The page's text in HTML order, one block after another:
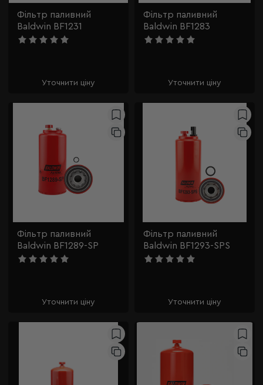
Фільтр паливний
Baldwin BF1231
Уточнити ціну
Фільтр паливний
Baldwin BF1283
Уточнити ціну
Фільтр паливний
Baldwin BF1289-SP
Уточнити ціну
Фільтр паливний
Baldwin BF1293-SPS
Уточнити ціну